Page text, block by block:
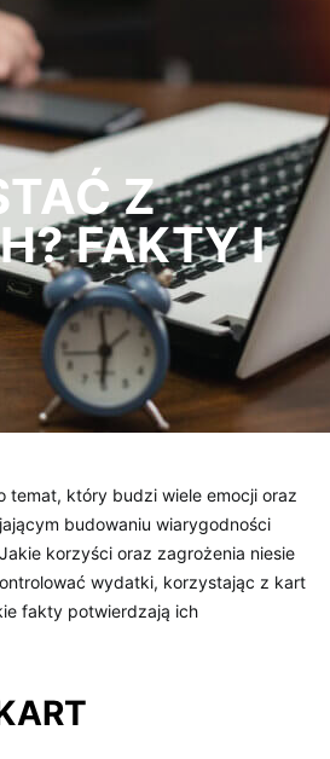
Z
FAKTY I
który budzi wiele emocji oraz
budowaniu wiarygodności
korzyści oraz zagrożenia niesie
wydatki, korzystając z kart
fakty potwierdzają ich